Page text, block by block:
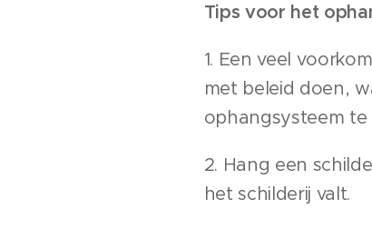
Tips voor het
1. Een veel
met beleid doen,
ophangsysteem te
2. Hang een
het schilderij valt.